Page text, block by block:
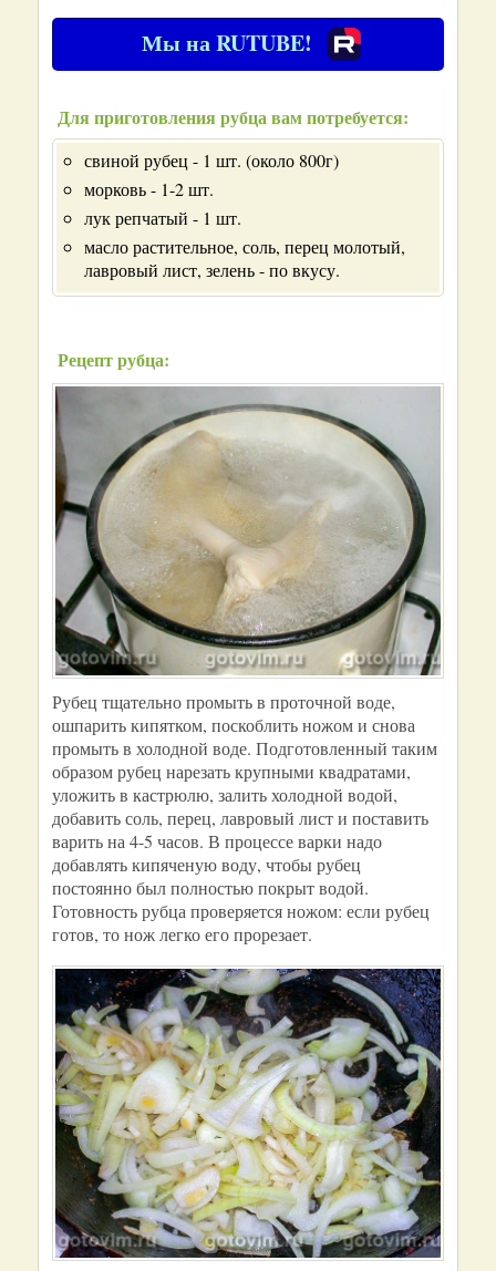
Мы на RUTUBE!
Для приготовления рубца вам потребуется:
свиной рубец - 1 шт. (около 800г)
морковь - 1-2 шт.
лук репчатый - 1 шт.
масло растительное, соль, перец молотый,
лавровый лист, зелень - по вкусу.
Рецепт рубца:
Рубец тщательно промыть в проточной воде,
ошпарить кипятком, поскоблить ножом и снова
промыть в холодной воде. Подготовленный таким
образом рубец нарезать крупными квадратами,
уложить в кастрюлю, залить холодной водой,
добавить соль, перец, лавровый лист и поставить
варить на 4-5 часов. В процессе варки надо
добавлять кипяченую воду, чтобы рубец
постоянно был полностью покрыт водой.
Готовность рубца проверяется ножом: если рубец
готов, то нож легко его прорезает.